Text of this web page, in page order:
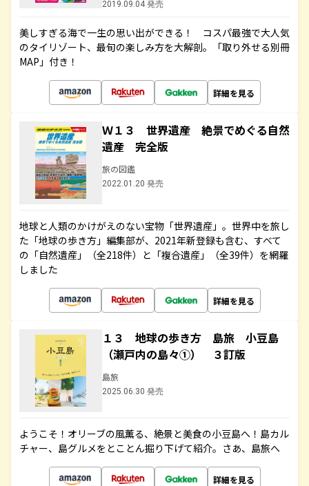
2019.09.04 発売
美しすぎる海で一生の思い出ができる！ コスパ最強で大人気
のタイリゾート、最旬の楽しみ方を大解剖。「取り外せる別冊
MAP」付き！
詳細を見る
Ｗ１３ 世界遺産 絶景でめぐる自然
遺産 完全版
旅の図鑑
2022.01.20 発売
地球と人類のかけがえのない宝物「世界遺産」。世界中を旅し
た「地球の歩き方」編集部が、2021年新登録も含む、すべて
の「自然遺産」（全218件）と「複合遺産」（全39件）を網羅
しました
詳細を見る
１３ 地球の歩き方 島旅 小豆島
（瀬戸内の島々①） ３訂版
島旅
2025.06.30 発売
ようこそ！オリーブの風薫る、絶景と美食の小豆島へ！島カル
チャー、島グルメをとことん掘り下げて紹介。さあ、島旅へ
詳細を見る